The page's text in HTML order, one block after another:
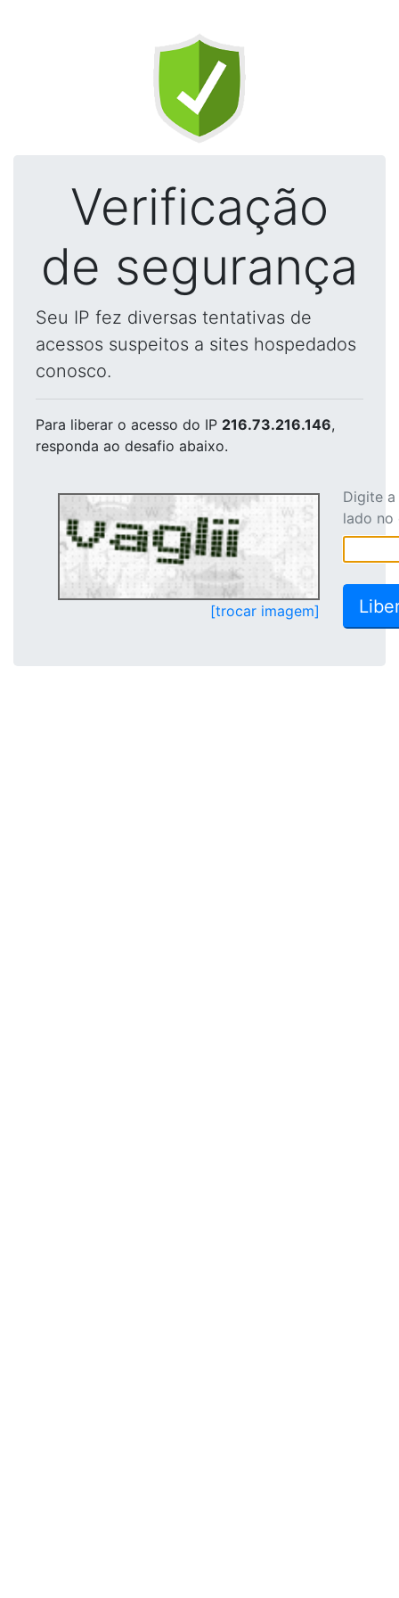
Verificação
de segurança
Seu IP fez diversas tentativas de
acessos suspeitos a sites hospedados
conosco.
Para liberar o acesso do IP 216.73.216.146,
responda ao desafio abaixo.
[trocar imagem]
Digite
lado no